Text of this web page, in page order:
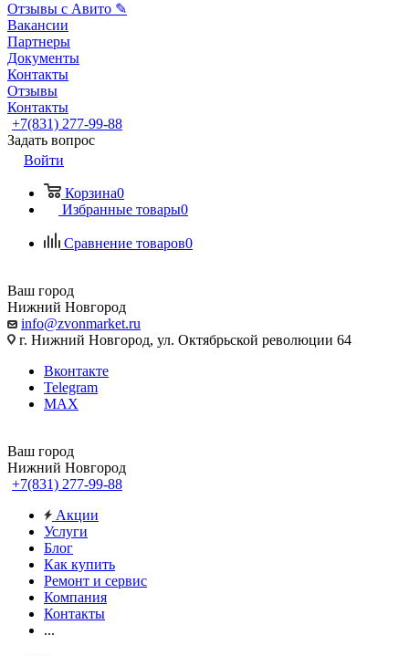
Отзывы с Авито ✎
Вакансии
Партнеры
Документы
Контакты
Отзывы
Контакты
+7(831) 277-99-88
Задать вопрос
Войти
Корзина0
Избранные товары0
Сравнение товаров0
Ваш город
Нижний Новгород
info@zvonmarket.ru
г. Нижний Новгород, ул. Октябрьской революции 64
Вконтакте
Telegram
MAX
Ваш город
Нижний Новгород
+7(831) 277-99-88
Акции
Услуги
Блог
Как купить
Ремонт и сервис
Компания
Контакты
...